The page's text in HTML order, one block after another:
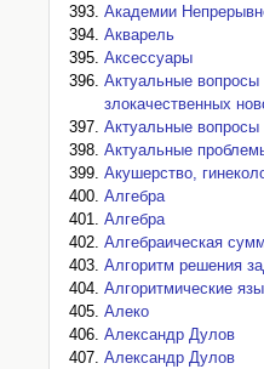
Академии
Акварель
Аксессуары
Актуальные вопросы
злокачественных
Актуальные вопросы
Актуальные
Акушерство,
Алгебра
Алгебра
Алгебраическая
Алгоритм решения
Алгоритмические
Алеко
Александр Дулов
Александр Дулов